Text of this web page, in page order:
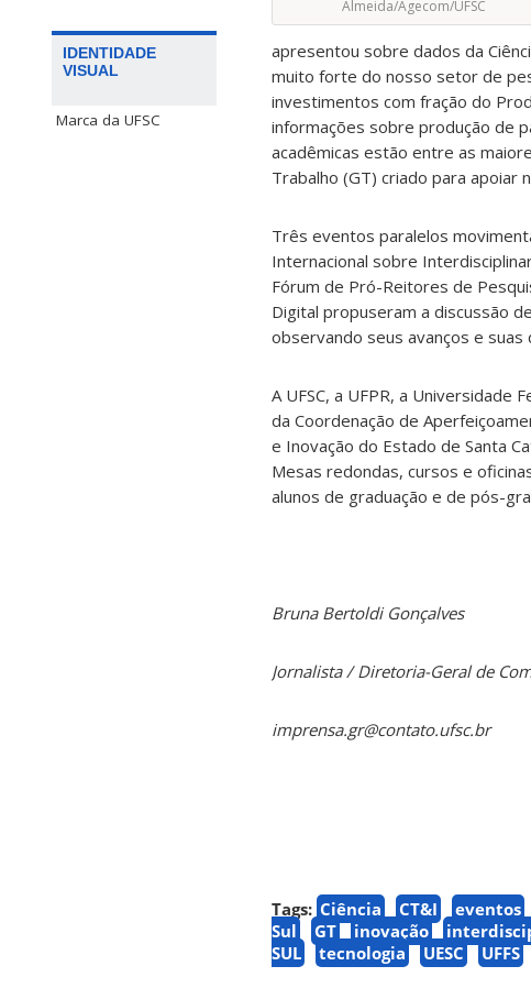
IDENTIDADE
VISUAL
Marca da UFSC
Almeida/Agecom/UFSC
apresentou sobre dados da
muito forte do nosso setor de
investimentos com fração do
informações sobre produção de
acadêmicas estão entre as
Trabalho (GT) criado para apoiar
Três eventos paralelos
Internacional sobre
Fórum de Pró-Reitores de
Digital propuseram a discussão
observando seus avanços e suas
A UFSC, a UFPR, a Universidade
da Coordenação de
e Inovação do Estado de Santa
Mesas redondas, cursos e
alunos de graduação e de pós-
Bruna Bertoldi Gonçalves
Jornalista / Diretoria-Geral de
imprensa.gr@contato.ufsc.br
Tags: Ciência CT&I eventos
Sul
GT inovação
SUL
tecnologia UESC UFFS